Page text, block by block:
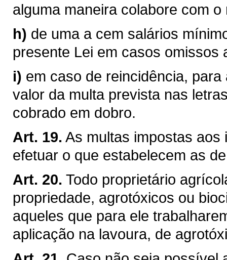
alguma maneira colabore com
h) de uma a cem salários
presente Lei em casos omissos
i) em caso de reincidência,
valor da multa prevista nas
cobrado em dobro.
Art. 19. As multas impostas
efetuar o que estabelecem as
Art. 20. Todo proprietário
propriedade, agrotóxicos ou
aqueles que para ele
aplicação na lavoura, de